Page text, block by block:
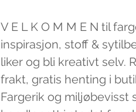
V E L K O M M E N til
inspirasjon, stoff &
liker og bli kreativt selv.
frakt, gratis henting i
Fargerik og miljøbevisst